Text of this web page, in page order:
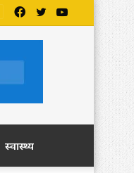
YouTube
Twitter
Facebook
स्वास्थ्य